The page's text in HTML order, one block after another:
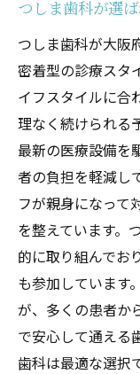
つしま歯科が選
つしま歯科が大阪
密着型の診療スタ
イフスタイルに合
理なく続けられる
最新の医療設備を
者の負担を軽減し
フが親身になって
を整えています。
的に取り組んでお
も参加しています
が、多くの患者か
で安心して通える
歯科は最適な選択